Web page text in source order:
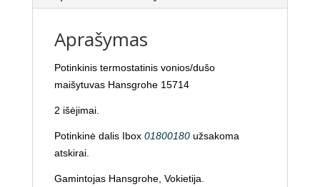
Aprašymas
Potinkinis termostatinis vonios/dušo
maišytuvas Hansgrohe 15714
2 išėjimai.
Potinkinė dalis Ibox 01800180užsakoma
atskirai.
Gamintojas Hansgrohe, Vokietija.